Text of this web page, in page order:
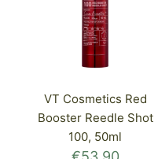
VT Cosmetics Red
Booster Reedle Shot
100, 50ml